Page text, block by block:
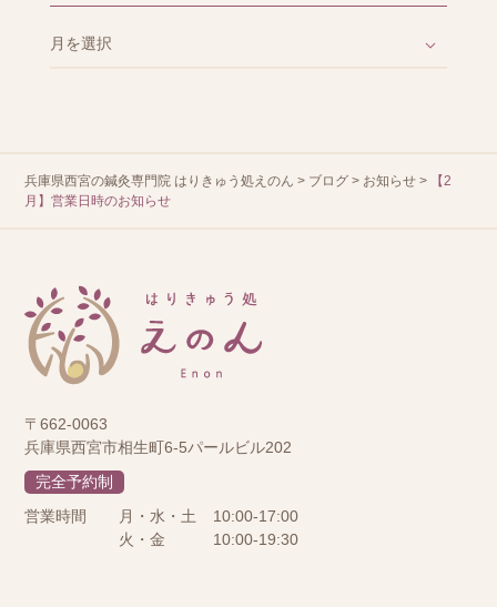
兵庫県西宮の鍼灸専門院 はりきゅう処えのん > ブログ > お知らせ >
【2
月】営業日時のお知らせ
〒662-0063
兵庫県西宮市相生町6-5パールビル202
完全予約制
営業時間
月・水・土
10:00-17:00
火・金
10:00-19:30